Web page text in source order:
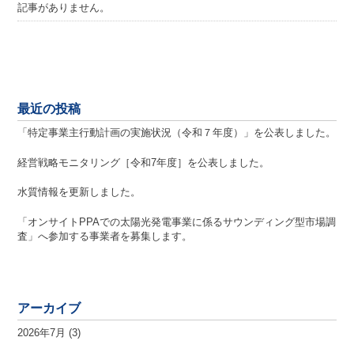
記事がありません。
最近の投稿
「特定事業主行動計画の実施状況（令和７年度）」を公表しました。
経営戦略モニタリング［令和7年度］を公表しました。
水質情報を更新しました。
「オンサイトPPAでの太陽光発電事業に係るサウンディング型市場調
査」へ参加する事業者を募集します。
アーカイブ
2026年7月 (3)